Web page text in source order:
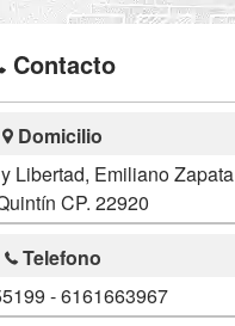
Contacto
Domicilio
Libertad, Emiliano Zapata
CP. 22920
Telefono
- 6161663967